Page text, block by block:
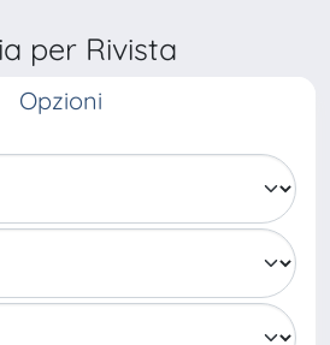
per Rivista
Opzioni